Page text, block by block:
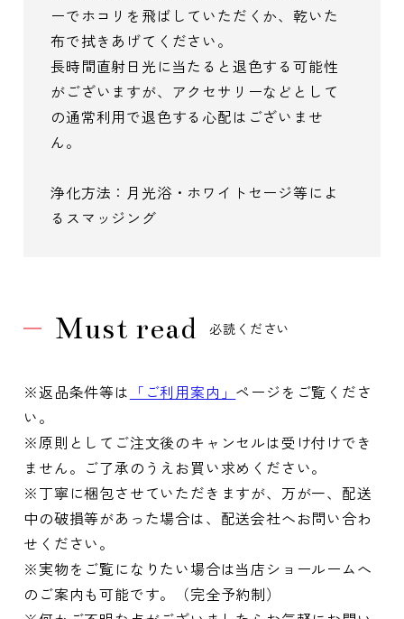
ーでホコリを飛ばしていただくか、乾いた
布で拭きあげてください。
長時間直射日光に当たると退色する可能性
がございますが、アクセサリーなどとして
の通常利用で退色する心配はございませ
ん。
浄化方法：月光浴・ホワイトセージ等によ
るスマッジング
Must read 必読ください
※返品条件等は 「ご利用案内」 ページをご覧くださ
い。
※原則としてご注文後のキャンセルは受け付けでき
ません。ご了承のうえお買い求めください。
※丁寧に梱包させていただきますが、万が一、配送
中の破損等があった場合は、配送会社へお問い合わ
せください。
※実物をご覧になりたい場合は当店ショールームへ
のご案内も可能です。（完全予約制）